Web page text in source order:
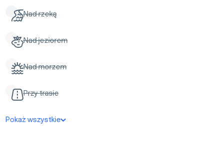
Nad rzeką
Nad jeziorem
Nad morzem
Przy trasie
Pokaż wszystkie